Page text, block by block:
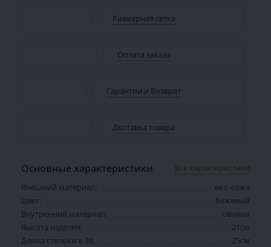
Размерная сетка
Оплата заказа
Гарантии и Возврат
Доставка товара
Основные характеристики
Все характеристики
Внешний материал:
еко-кожа
Цвет:
бежевый
Внутренний материал:
овчина
Высота изделия:
21см
Длина стельки в 38:
25см